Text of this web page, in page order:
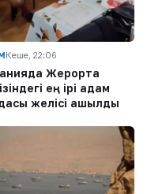
Кеше, 22:06
Жерорта
ең ірі адам
желісі ашылды